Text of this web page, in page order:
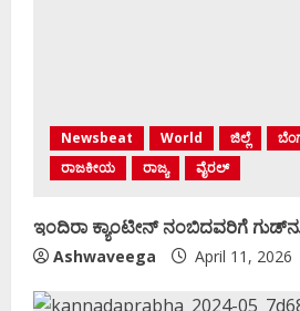
Newsbeat World ಜಿಲ್ಲೆ
ರಾಜಕೀಯ
ರಾಜ್ಯ ವೈರಲ್
ಇಂದಿರಾ ಕ್ಯಾಂಟೀನ್‌ ನಂಬಿದವರಿಗೆ
Ashwaveega April 11, 2026